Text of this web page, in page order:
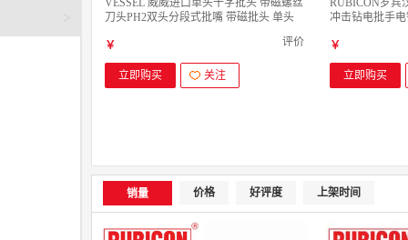
VESSEL 威威进口单头十字批头 带磁螺丝
刀头PH2双头分段式批嘴 带磁批头 单头
评价
￥
立即购买 关注
RUBICON罗宾
冲击钻电批手
￥
立即购买
销量 价格 好评度 上架时间